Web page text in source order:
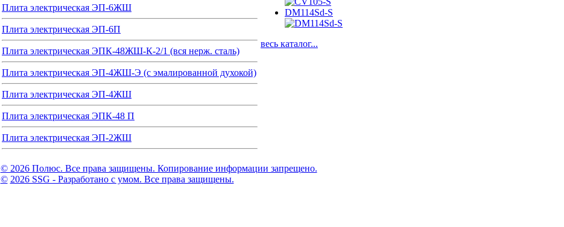
Плита электрическая ЭП-6ЖШ
Плита электрическая ЭП-6П
Плита электрическая ЭПК-48ЖШ-К-2/1 (вся нерж. сталь)
Плита электрическая ЭП-4ЖШ-Э (с эмалированной духокой)
Плита электрическая ЭП-4ЖШ
Плита электрическая ЭПК-48 П
Плита электрическая ЭП-2ЖШ
DM114Sd-S
весь каталог...
© 2026 Полюс. Все права защищены. Копирование информации запрещено.
© 2026 SSG - Разработано с умом. Все права защищены.